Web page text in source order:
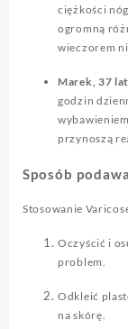
ciężkości
ogromną
wieczorem
Marek, 37
godzin
przynoszą
Sposób
Stosowanie
Oczyścić i
problem.
Odkleić
na skórę.